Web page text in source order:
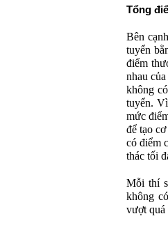
Tổng
Bên
tuyển
điểm
nhau
không
tuyển.
mức
để tạo
có điểm
thác tối
Mỗi thí
không
vượt quá